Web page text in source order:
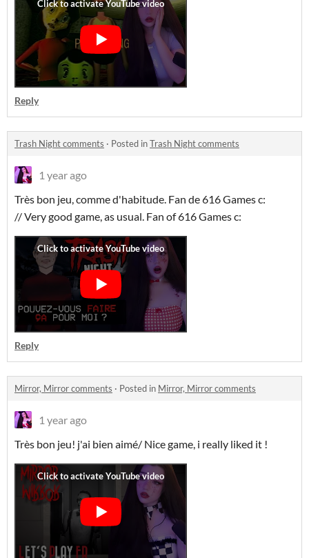
Reply
Trash Night comments · Posted inTrash Night comments
1 year ago
Très bon jeu, comme d'habitude. Fan de 616 Games c:
// Very good game, as usual. Fan of 616 Games c:
Reply
Mirror, Mirror comments · Posted in Mirror, Mirror comments
1 year ago
Très bon jeu! j'ai bien aimé/ Nice game, i really liked it !